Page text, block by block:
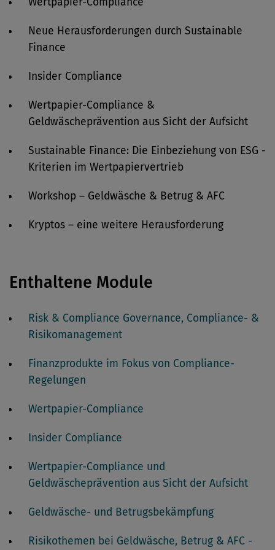
Neue Herausforderungen durch Sustainable
Finance
Insider Compliance
Wertpapier-Compliance &
Geldwäscheprävention aus Sicht der Aufsicht
Sustainable Finance: Die Einbeziehung von ESG -
Kriterien im Wertpapiervertrieb
Workshop – Geldwäsche & Betrug & AFC
Kryptos – eine weitere Herausforderung
Enthaltene Module
Risk & Compliance Governance, Compliance- &
Risikomanagement
Finanzprodukte im Fokus von Compliance-
Regelungen
Wertpapier-Compliance
Insider Compliance
Wertpapier-Compliance und
Geldwäscheprävention aus Sicht der Aufsicht
Geldwäsche- und Betrugsbekämpfung
Risikothemen bei Geldwäsche, Betrug & AFC -